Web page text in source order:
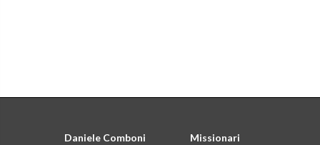
Daniele Comboni
Missionari